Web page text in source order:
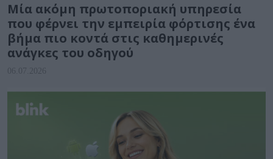
Μία ακόμη πρωτοποριακή υπηρεσία
που φέρνει την εμπειρία φόρτισης ένα
βήμα πιο κοντά στις καθημερινές
ανάγκες του οδηγού
06.07.2026